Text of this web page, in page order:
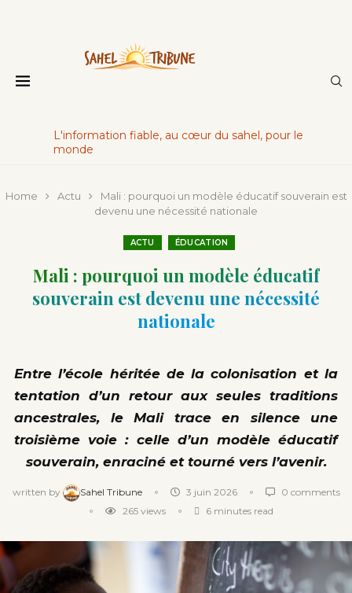
L'information fiable, au cœur du sahel, pour le
monde
Home Actu
Mali : pourquoi un modèle éducatif souverain est
devenu une nécessité nationale
ACTU ÉDUCATION
Mali : pourquoi un modèle éducatif
souverain est devenu une nécessité
nationale
Entre l’école héritée de la colonisation et la
tentation d’un retour aux seules traditions
ancestrales, le Mali trace en silence une
troisième voie : celle d’un modèle éducatif
souverain, enraciné et tourné vers l’avenir.
written by Sahel Tribune 3 juin 2026
0 comments
265views 6 minutes read